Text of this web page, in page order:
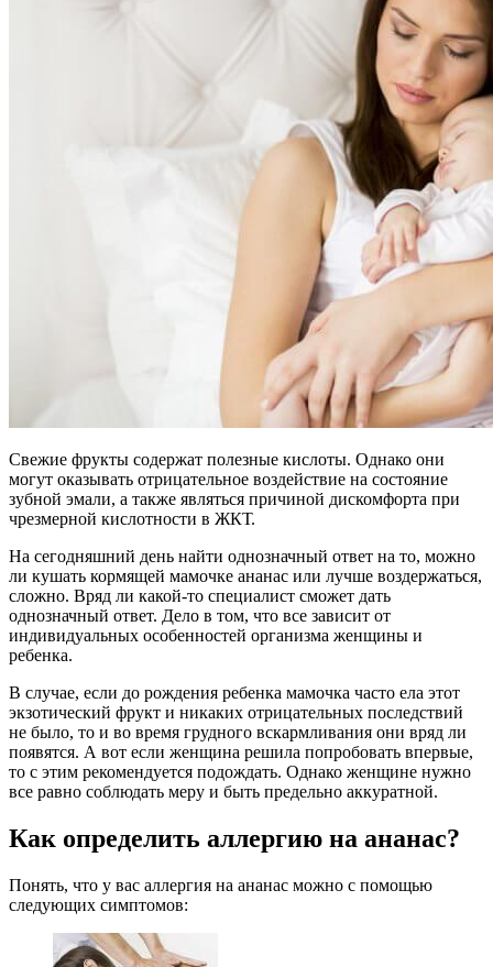
Свежие фрукты содержат полезные кислоты. Однако они
могут оказывать отрицательное воздействие на состояние
зубной эмали, а также являться причиной дискомфорта при
чрезмерной кислотности в ЖКТ.
На сегодняшний день найти однозначный ответ на то, можно
ли кушать кормящей мамочке ананас или лучше воздержаться,
сложно. Вряд ли какой-то специалист сможет дать
однозначный ответ. Дело в том, что все зависит от
индивидуальных особенностей организма женщины и
ребенка.
В случае, если до рождения ребенка мамочка часто ела этот
экзотический фрукт и никаких отрицательных последствий
не было, то и во время грудного вскармливания они вряд ли
появятся. А вот если женщина решила попробовать впервые,
то с этим рекомендуется подождать. Однако женщине нужно
все равно соблюдать меру и быть предельно аккуратной.
Как определить аллергию на ананас?
Понять, что у вас аллергия на ананас можно с помощью
следующих симптомов: